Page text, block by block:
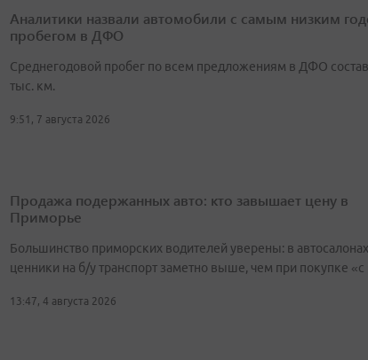
Аналитики назвали автомобили с самым низким
пробегом в ДФО
Среднегодовой пробег по всем предложениям в ДФО
тыс. км.
9:51, 7 августа 2026
Продажа подержанных авто: кто завышает цену в
Приморье
Большинство приморских водителей уверены: в автосалонах
ценники на б/у транспорт заметно выше, чем при покупке «с
13:47, 4 августа 2026